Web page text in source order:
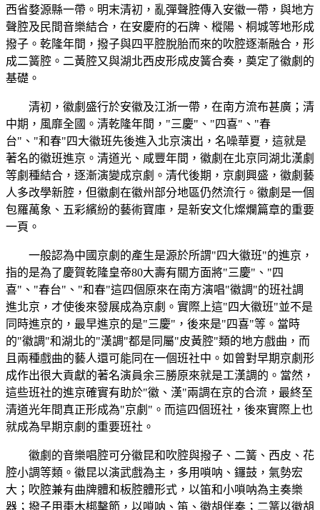
西省婺源縣一帶。明末清初，亂彈聲腔傳入安徽一帶，與地方
聲腔及民間音樂結合，在安慶府的石牌、樅陽、桐城等地形成
撥子。乾隆年間，撥子與四平腔脫胎而來的吹腔逐漸融合，形
成二簧腔。二黃腔又與湖北西皮形成皮簧合奏，奠定了徽劇的
基礎。
清初，徽劇盛行於安徽及江浙一帶，在南方流布甚廣；清
中期，風靡全國。清乾隆年間，"三慶"、"四喜"、"春
台"、"和春"四大徽班先後進入北京演出，名噪華夏，這就是
著名的徽班進京。清道光、咸豐年間，徽劇在北京同湖北漢劇
等劇種結合，逐漸演變成京劇。清代後期，京劇興盛，徽劇藝
人多改學新腔，但徽劇在徽州部分地區仍然流行。徽劇是一個
包羅萬象、五彩繽紛的藝術寶庫，是新安文化燦爛篇章的重要
一頁。
一般認為中國京劇的產生是源於所謂"四大徽班"的進京，
指的是為了慶賀乾隆皇帝80大壽有關方面將"三慶"、"四
喜"、"春台"、"和春"這四個原來在南方演唱"徽調"的班社調
進北京，才使後來發展成為京劇。實際上這"四大徽班"並不是
同時進京的，最早進京的是"三慶"，後來是"四喜"等。當時
的"徽調"和湖北的"漢調"都是同屬"皮黃腔"類的地方戲曲，而
且兩種戲曲的藝人還可能同在一個班社中。如曾對早期京劇形
成作出很大貢獻的著名演員余三勝原來就是工漢調的。當然，
這些班社的進京確實有助於"徽、漢"兩調在京的合流，最終至
清道光年間真正形成為"京劇"。而這四個班社，後來實際上也
就成為早期京劇的重要班社。
徽劇的音樂唱腔可分徽昆和吹腔與撥子、二簧、西皮、花
腔小調等類。徽昆以演武戲為主，多用嗩呐、鑼鼓，氣勢宏
大；吹腔兼有曲牌體和板腔體形式，以笛和小嗩呐為主奏樂
器；撥子用棗木梆擊節，以嗩呐、笛、徽胡伴奏；二簧以徽胡